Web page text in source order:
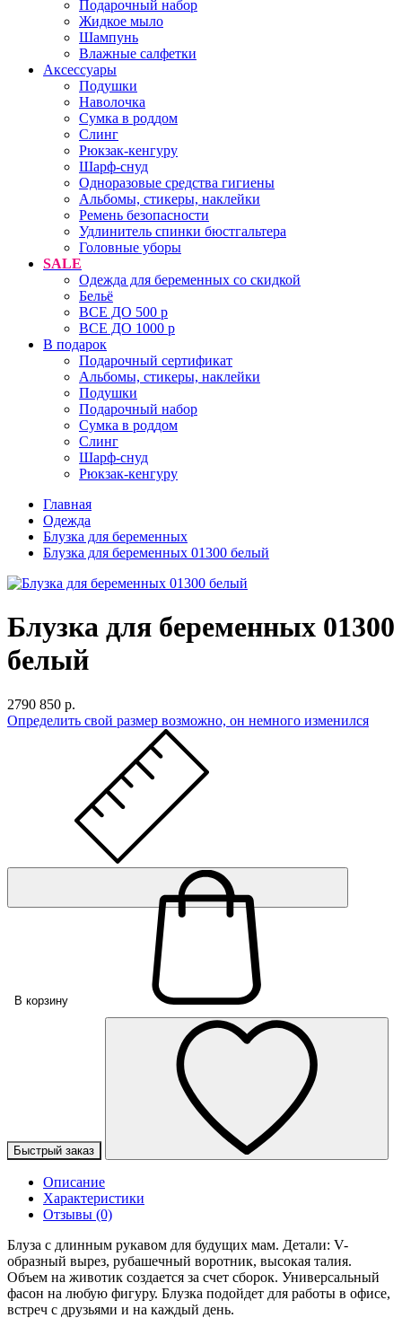
Подарочный набор
Жидкое мыло
Шампунь
Влажные салфетки
Аксессуары
Подушки
Наволочка
Сумка в роддом
Cлинг
Рюкзак-кенгуру
Шарф-снуд
Одноразовые средства гигиены
Альбомы, стикеры, наклейки
Ремень безопасности
Удлинитель спинки бюстгальтера
Головные уборы
SALE
Одежда для беременных со скидкой
Бельё
ВСЕ ДО 500 р
ВСЕ ДО 1000 р
В подарок
Подарочный сертификат
Альбомы, стикеры, наклейки
Подушки
Подарочный набор
Сумка в роддом
Слинг
Шарф-снуд
Рюкзак-кенгуру
Главная
Одежда
Блузка для беременных
Блузка для беременных 01300 белый
Блузка для беременных 01300
белый
2790 850 р.
Определить свой размер возможно, он немного изменился
В корзину
Быстрый заказ
Описание
Характеристики
Отзывы (0)
Блуза с длинным рукавом для будущих мам. Детали: V-
образный вырез, рубашечный воротник, высокая талия.
Объем на животик создается за счет сборок. Универсальный
фасон на любую фигуру. Блузка подойдет для работы в офисе,
встреч с друзьями и на каждый день.